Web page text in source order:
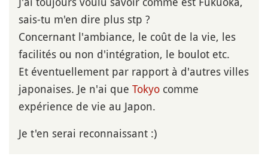
sais-tu m'en dire plus stp ?
Concernant l'ambiance, le coût de la vie, les
facilités ou non d'intégration, le boulot etc.
Et éventuellement par rapport à d'autres villes
japonaises. Je n'ai que Tokyo comme
expérience de vie au Japon.
Je t'en serai reconnaissant :)